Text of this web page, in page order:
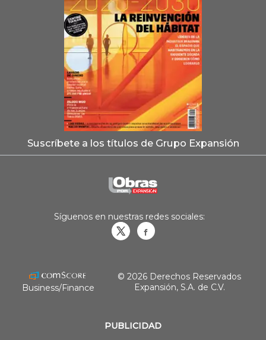
Suscríbete a los títulos de Grupo Expansión
PUBLICIDAD
Síguenos en nuestras redes sociales:
Business/Finance
© 2026 Derechos Reservados
Expansión, S.A. de C.V.